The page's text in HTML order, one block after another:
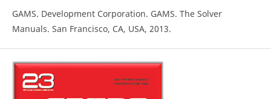
GAMS. Development Corporation. GAMS. The Solver
Manuals. San Francisco, CA, USA, 2013.